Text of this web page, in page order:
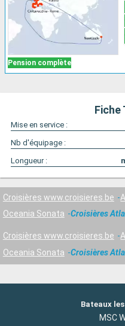
Pension complète
Fiche
Mise en service :
Nb d'équipage :
Longueur :
Croisières www.croisieres.be
Oceania Sonata
Croisières
Croisières www.croisieres.be
Oceania Sonata
Croisières
Bateaux
MSC